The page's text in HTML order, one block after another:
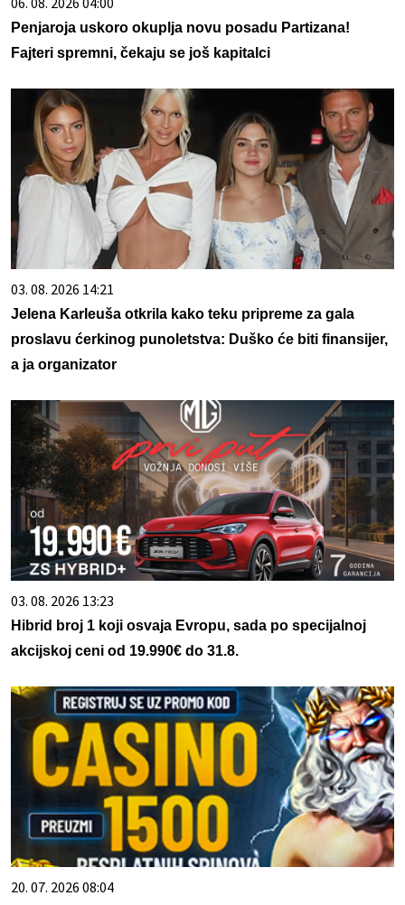
Penjaroja uskoro okuplja novu posadu Partizana!
Fajteri spremni, čekaju se još kapitalci
03. 08. 2026 14:21
Jelena Karleuša otkrila kako teku pripreme za gala
proslavu ćerkinog punoletstva: Duško će biti finansijer,
a ja organizator
03. 08. 2026 13:23
Hibrid broj 1 koji osvaja Evropu, sada po specijalnoj
akcijskoj ceni od 19.990€ do 31.8.
20. 07. 2026 08:04